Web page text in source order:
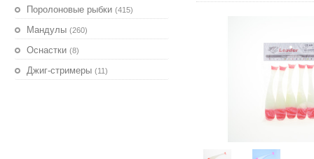
Поролоновые рыбки (415)
Мандулы (260)
Оснастки (8)
Джиг-стримеры (11)